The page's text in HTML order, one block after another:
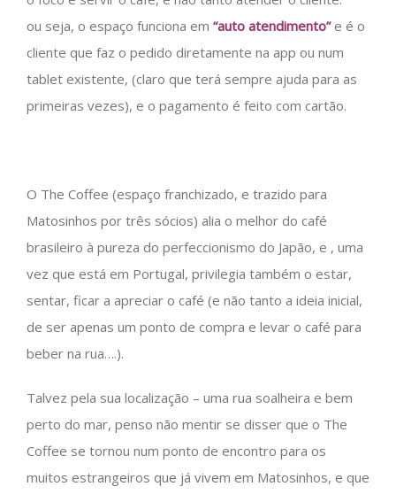
ou seja, o espaço funciona em “auto atendimento”e é o
cliente que faz o pedido diretamente na app ou num
tablet existente, (claro que terá sempre ajuda para as
primeiras vezes), e o pagamento é feito com cartão.
O The Coffee (espaço franchizado, e trazido para
Matosinhos por três sócios) alia o melhor do café
brasileiro à pureza do perfeccionismo do Japão, e , uma
vez que está em Portugal, privilegia também o estar,
sentar, ficar a apreciar o café (e não tanto a ideia inicial,
de ser apenas um ponto de compra e levar o café para
beber na rua….).
Talvez pela sua localização – uma rua soalheira e bem
perto do mar, penso não mentir se disser que o The
Coffee se tornou num ponto de encontro para os
muitos estrangeiros que já vivem em Matosinhos, e que